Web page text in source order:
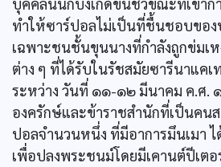
บุคคลนั้นก็บังเกิดขึ้นชั่วขณะที่เขาก
ทำให้ซาร์ปอลไม่เป็นที่ชื้นชอบของ
เฉพาะชนชั้นขุนนางที่กำลังถูกข่มเ
ต่าง ๆ ที่ได้รับในรัชสมัยซารีนาแค
ระหว่าง วันที่ ๑๑-๑๒ มีนาคม ค.ศ.
องครักษ์และข้าราชสำนักที่เป็นคน
ปอลจำนวนหนึ่ง ที่มีอาการมึนเมา
เพื่อปลงพระชนม์โดยมีเคานต์ปีเตอ